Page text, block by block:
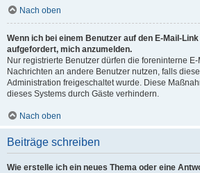
Nach oben
Wenn ich bei einem Benutzer auf den E-Mail-
aufgefordert, mich anzumelden.
Nur registrierte Benutzer dürfen die foreninterne
Nachrichten an andere Benutzer nutzen, falls
Administration freigeschaltet wurde. Diese
dieses Systems durch Gäste verhindern.
Nach oben
Beiträge schreiben
Wie erstelle ich ein neues Thema oder eine